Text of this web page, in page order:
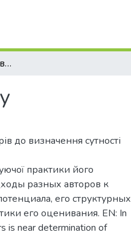
Сутність та оцінка інноваційного потенціалу
до визначення сутності
практики його
разных авторов к
его структурных
его оценивания. EN: In
is near determination of